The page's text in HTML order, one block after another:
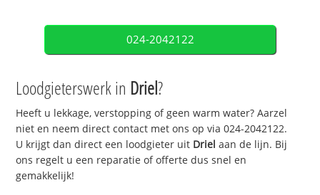
024-2042122
Loodgieterswerk in Driel?
Heeft u lekkage, verstopping of geen warm water? Aarzel
niet en neem direct contact met ons op via 024-2042122.
U krijgt dan direct een loodgieter uit Driel aan de lijn. Bij
ons regelt u een reparatie of offerte dus snel en
gemakkelijk!